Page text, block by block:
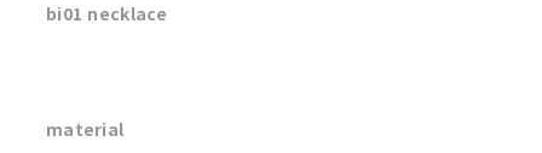
bi01 necklace
material